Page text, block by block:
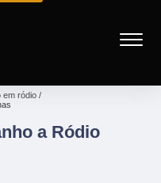
em ródio
a Ródio